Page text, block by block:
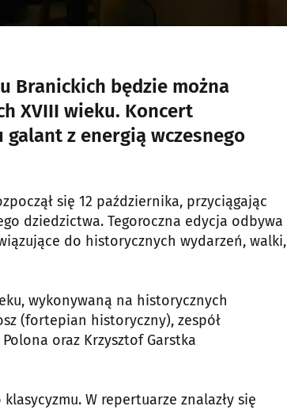
Branickich będzie można
XVIII wieku. Koncert
galant z energią wczesnego
się 12 października, przyciągając
dziedzictwa. Tegoroczna edycja odbywa
do historycznych wydarzeń, walki,
wykonywaną na historycznych
(fortepian historyczny), zespół
oraz Krzysztof Garstka
W repertuarze znalazły się